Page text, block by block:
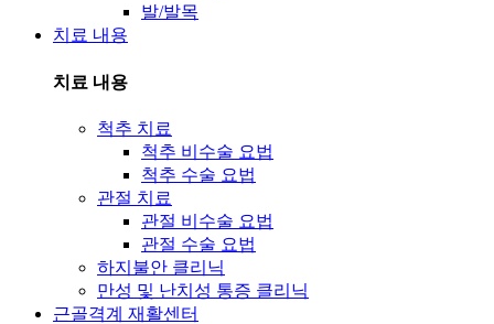
발/발목
치료 내용
치료 내용
척추 치료
척추 비수술 요법
척추 수술 요법
관절 치료
관절 비수술 요법
관절 수술 요법
하지불안 클리닉
만성 및 난치성 통증 클리닉
근골격계 재활센터